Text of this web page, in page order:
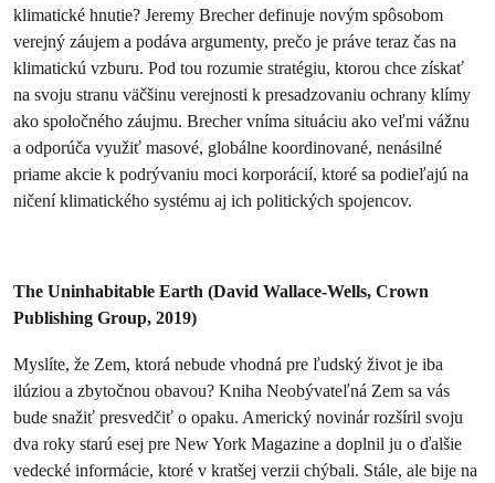
klimatické hnutie? Jeremy Brecher definuje novým spôsobom
verejný záujem a podáva argumenty, prečo je práve teraz čas na
klimatickú vzburu. Pod tou rozumie stratégiu, ktorou chce získať
na svoju stranu väčšinu verejnosti k presadzovaniu ochrany klímy
ako spoločného záujmu. Brecher vníma situáciu ako veľmi vážnu
a odporúča využiť masové, globálne koordinované, nenásilné
priame akcie k podrývaniu moci korporácií, ktoré sa podieľajú na
ničení klimatického systému aj ich politických spojencov.
The Uninhabitable Earth (David Wallace-Wells, Crown
Publishing Group, 2019)
Myslíte, že Zem, ktorá nebude vhodná pre ľudský život je iba
ilúziou a zbytočnou obavou? Kniha Neobývateľná Zem sa vás
bude snažiť presvedčiť o opaku. Americký novinár rozšíril svoju
dva roky starú esej pre New York Magazine a doplnil ju o ďalšie
vedecké informácie, ktoré v kratšej verzii chýbali. Stále, ale bije na